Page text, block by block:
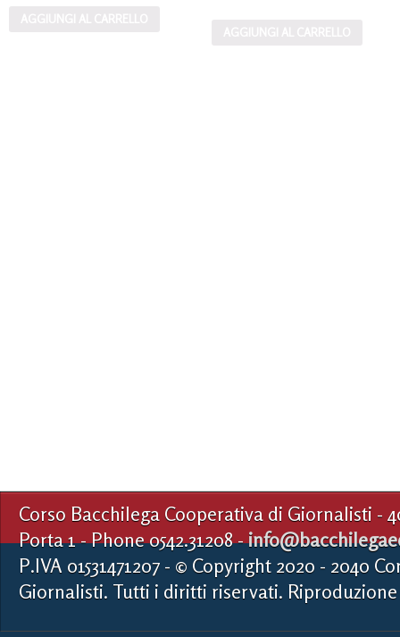
Corso Bacchilega Cooperativa di Giornalisti -
Porta 1 - Phone 0542.31208 -
P.IVA 01531471207 - © Copyright 2020 - 2040
Giornalisti. Tutti i diritti riservati.